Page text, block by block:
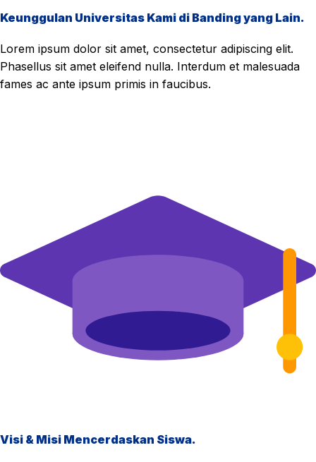
Keunggulan Universitas Kami di Banding yang Lain.
Lorem ipsum dolor sit amet, consectetur adipiscing elit.
Phasellus sit amet eleifend nulla. Interdum et malesuada
fames ac ante ipsum primis in faucibus.
Visi & Misi Mencerdaskan Siswa.